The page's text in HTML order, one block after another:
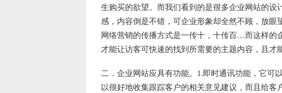
生购买的欲望。而我们看到的是很多企业网站的
感，内容倒是不错，可企业形象却全然不顾，放
网络营销的传播方式是一传十，十传百…而这样的
才能让访客可快速的找到所需要的主题内容，且才
二．企业网站应具有功能。1.即时通讯功能，它可
以很好地收集跟踪客户的相关意见建议，而且给